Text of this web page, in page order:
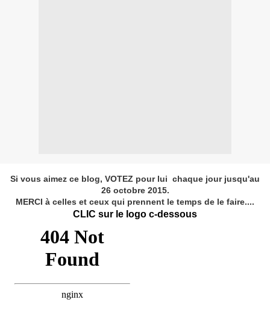
Si vous aimez ce blog, VOTEZ pour lui chaque jour jusqu'au
26 octobre 2015.
MERCI à celles et ceux qui prennent le temps de le faire....
CLIC sur le logo c-dessous